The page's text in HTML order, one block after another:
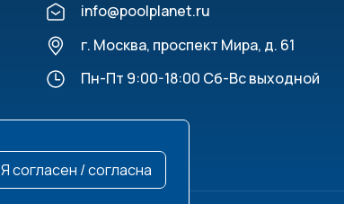
info@poolplanet.ru
г. Москва, проспект Мира, д. 61
Пн-Пт 9:00-18:00 Сб-Вс выходной
Я согласен / согласна